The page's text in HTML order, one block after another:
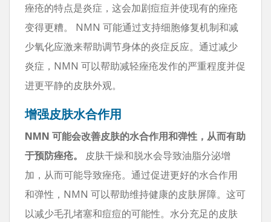
痤疮的特点是炎症，这会加剧痘痘并使现有的痤疮
变得更糟。 NMN 可能通过支持细胞修复机制和减
少氧化应激来帮助调节身体的炎症反应。通过减少
炎症，NMN 可以帮助减轻痤疮发作的严重程度并促
进更平静的皮肤外观。
增强皮肤水合作用
NMN 可能会改善皮肤的水合作用和弹性，从而有助
于预防痤疮。
皮肤干燥和脱水会导致油脂分泌增
加，从而可能导致痤疮。通过促进更好的水合作用
和弹性，NMN 可以帮助维持健康的皮肤屏障。这可
以减少毛孔堵塞和痘痘的可能性。水分充足的皮肤